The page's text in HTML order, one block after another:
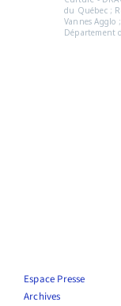
du Québec ;
Vannes Agglo
Département
Espace Presse
Archives